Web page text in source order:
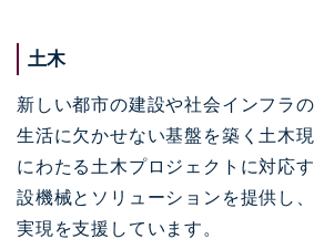
土木
新しい都市の建設や社会インフラ
生活に欠かせない基盤を築く土木
にわたる土木プロジェクトに対応
設機械とソリューションを提供し
実現を支援しています。